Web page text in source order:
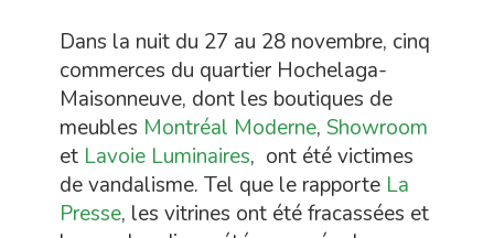
Dans la nuit du 27 au 28 novembre, cinq
commerces du quartier Hochelaga-
Maisonneuve, dont les boutiques de
meubles Montréal Moderne, Showroom
et Lavoie Luminaires, ont été victimes
de vandalisme. Tel que le rapporte La
Presse, les vitrines ont été fracassées et